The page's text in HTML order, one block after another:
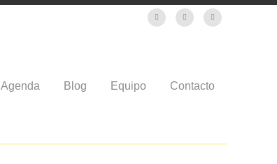
Agenda Blog Equipo Contacto